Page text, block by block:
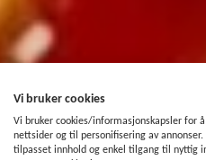
Vi bruker cookies
Vi bruker cookies/informasjonskapsler for
nettsider og til personifisering av
tilpasset innhold og enkel tilgang til nyttig